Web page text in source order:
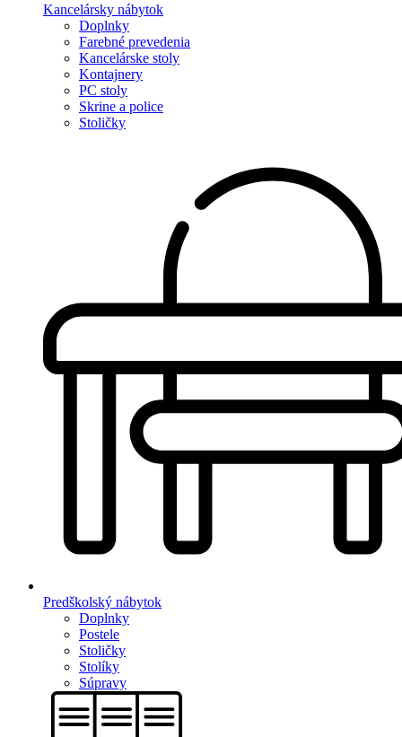
Kancelársky nábytok
Doplnky
Farebné prevedenia
Kancelárske stoly
Kontajnery
PC stoly
Skrine a police
Stoličky
Predškolský nábytok
Doplnky
Postele
Stoličky
Stolíky
Súpravy